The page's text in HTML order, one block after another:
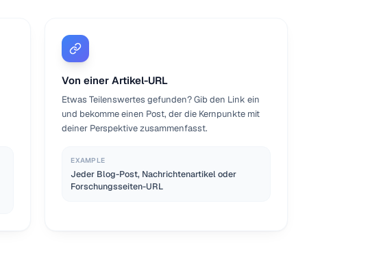
Von einer Artikel-URL
Etwas Teilenswertes gefunden? Gib den Link ein
und bekomme einen Post, der die Kernpunkte mit
deiner Perspektive zusammenfasst.
EXAMPLE
Jeder Blog-Post, Nachrichtenartikel oder
Forschungsseiten-URL